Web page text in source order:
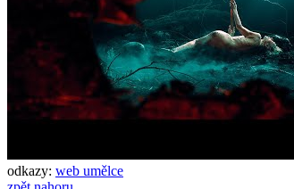
odkazy: web umělce